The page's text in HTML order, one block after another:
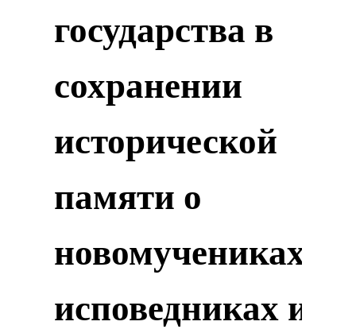
государства в
сохранении
исторической
памяти о
новомучениках,
исповедниках и